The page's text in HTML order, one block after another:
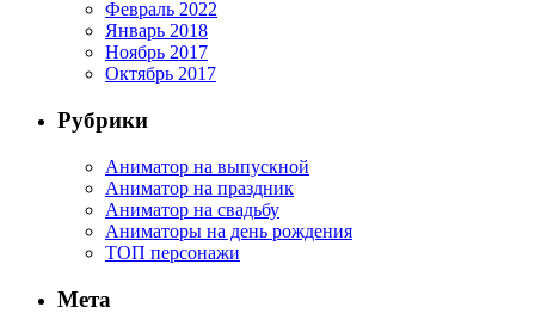
Февраль 2022
Январь 2018
Ноябрь 2017
Октябрь 2017
Рубрики
Аниматор на выпускной
Аниматор на праздник
Аниматор на свадьбу
Аниматоры на день рождения
ТОП персонажи
Мета